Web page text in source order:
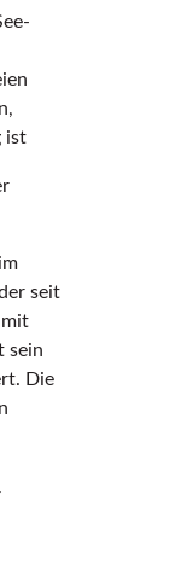
ist
seit
mit
sein
Die